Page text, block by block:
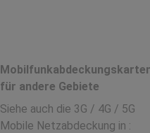
für andere Gebiete
Siehe auch die 3G / 4G / 5G
Mobile Netzabdeckung in :